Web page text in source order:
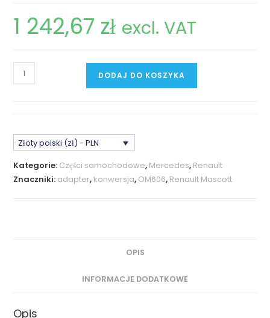
1 242,67 zł excl. VAT
ilość
OM606
(1999-
2006)
Kryza/Adapter
DODAJ DO KOSZYKA
Złoty polski (zł) - PLN
Kategorie: Części samochodowe, Mercedes, Renault
Znaczniki: adapter, konwersja, OM606, Renault Mascott
OPIS
INFORMACJE DODATKOWE
Opis